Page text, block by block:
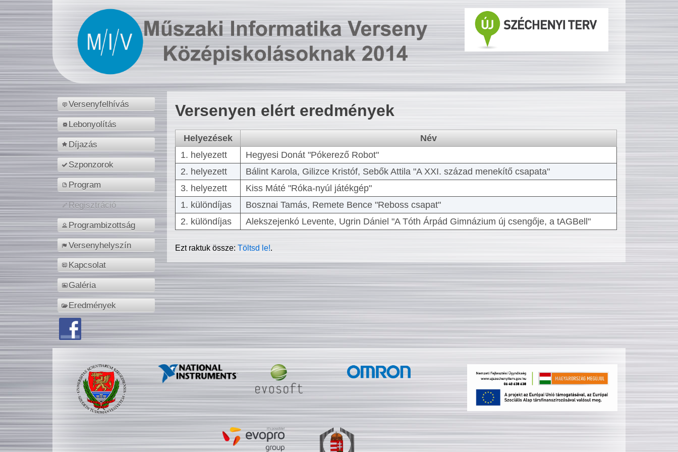
Versenyfelhívás
Lebonyolítás
Díjazás
Szponzorok
Program
Regisztráció
Programbizottság
Versenyhelyszín
Kapcsolat
Galéria
Eredmények
Versenyen elért eredmények
Helyezések
Név
1. helyezett
Hegyesi Donát "Pókerező Robot"
2. helyezett
Bálint Karola, Gilizce Kristóf, Sebők Attila "A XXI. század menekítő csapata"
3. helyezett
Kiss Máté "Róka-nyúl játékgép"
1. különdíjas
Bosznai Tamás, Remete Bence "Reboss csapat"
2. különdíjas
Alekszejenkó Levente, Ugrin Dániel "A Tóth Árpád Gimnázium új csengője, a tAGBell"
Ezt raktuk össze:Töltsd le!.